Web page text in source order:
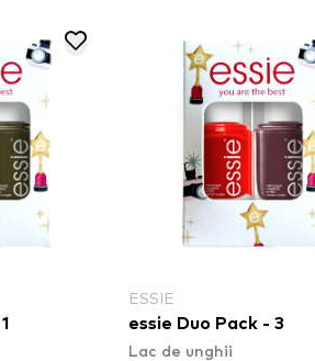
ESSIE
essie Duo Pack - 3
Lac de unghii